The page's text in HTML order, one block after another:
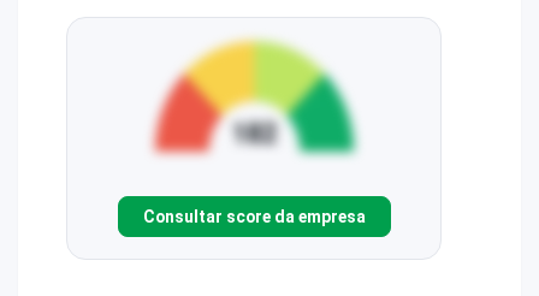
Consultar score da empresa